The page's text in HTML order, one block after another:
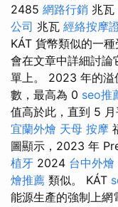
2485 網路行銷 兆瓦
公司 兆瓦 經絡按摩
KÁT 貨幣類似的一
會在文章中詳細討論
單上。 2023 年的溢
數，最高為 0 seo推
值高於此，直到 5
宜蘭外燴 天母 按摩
圖顯示，2023 年
植牙 2024 台中外燴
燴推薦 類似。 KÁT
能源生產的強制上網